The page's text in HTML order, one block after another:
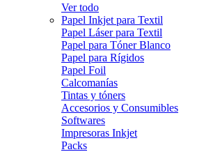
Ver todo
Papel Inkjet para Textil
Papel Láser para Textil
Papel para Tóner Blanco
Papel para Rígidos
Papel Foil
Calcomanías
Tintas y tóners
Accesorios y Consumibles
Softwares
Impresoras Inkjet
Packs